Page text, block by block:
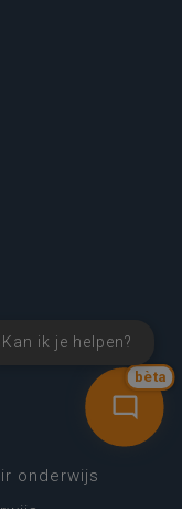
bèta
Kan ik je helpen?
onderwijs